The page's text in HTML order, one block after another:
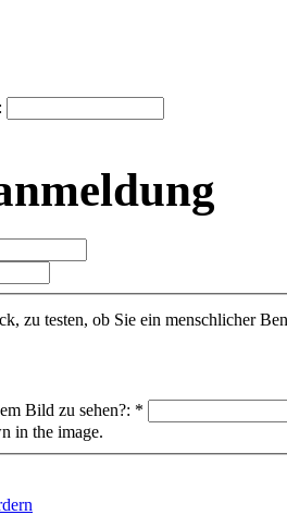
zu testen, ob Sie ein menschlicher
Bild zu sehen?: *
in the image.